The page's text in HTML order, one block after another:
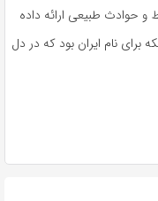
حوادث طبیعی ارائه داده
برای نام ایران بود که در دل